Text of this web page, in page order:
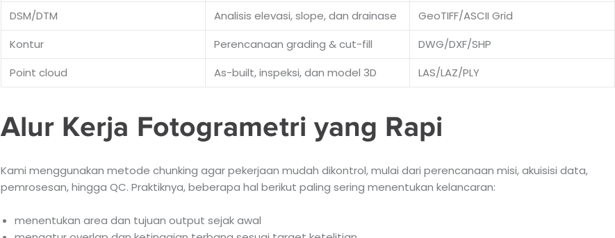
DSM/DTM Analisis elevasi, slope, dan drainase
GeoTIFF/ASCII Grid
Kontur
Perencanaan grading & cut-fill
DWG/DXF/SHP
Point cloud
As-built, inspeksi, dan model 3D LAS/LAZ/PLY
Alur Kerja Fotogrametri yang Rapi
Kami menggunakan metode chunking agar pekerjaan mudah dikontrol, mulai dari perencanaan misi, akuisisi data,
pemrosesan, hingga QC. Praktiknya, beberapa hal berikut paling sering menentukan kelancaran:
menentukan area dan tujuan output sejak awal